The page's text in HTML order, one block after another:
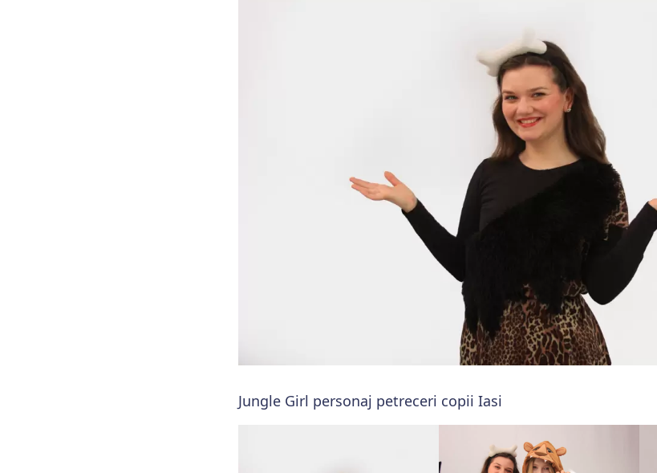
Jungle Girl personaj petreceri copii Iasi